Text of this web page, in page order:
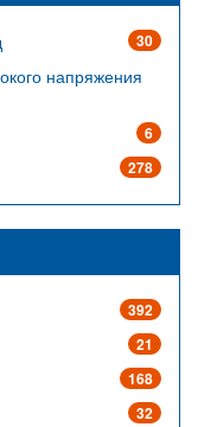
30
напряжения
6
278
392
21
168
32